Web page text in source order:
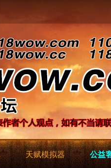
天赋模拟器 公益